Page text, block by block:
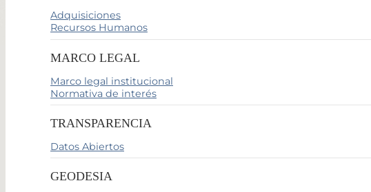
Adquisiciones
Recursos Humanos
MARCO LEGAL
Marco legal institucional
Normativa de interés
TRANSPARENCIA
Datos Abiertos
GEODESIA